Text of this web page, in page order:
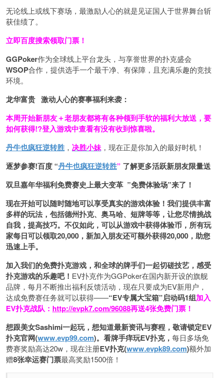
无论线上或线下赛场，最激励人心的就是见证国人于世界舞台斩
获佳绩了。
立即百度搜索领取门票！
GGPoker作为全球线上平台龙头，与享誉世界的扑克盛会
WSOP合作，提供选手一个最干净、有保障，且充满乐趣的竞技
环境。
龙华富贵 激动人心的赛事福利来袭：
本周开始新朋友＋老朋友都将有各种领到手软的福利大放送，要
如何获得!?登入游戏中查看有没有收到惊喜啦。
丹牛也疯狂逆转胜 ， 决胜小妹 ，现在正是你加入的最好时机！
逐梦参赛!百度 “丹牛也疯狂逆转胜” 了解更多活跃新朋友限量送
双旦嘉年华福利免费赛史上最大变革 ”免费体验场”来了！
现在开始可以随时随地可以享受真实的游戏体验！我们提供丰富
多样的玩法，包括德州扑克、奥马哈、短牌等等，让您尽情挑战
自我，提高技巧。不仅如此， 可以从游戏中获得体验币，所有玩
家每日可以领取20,000，新加入朋友还可额外获得20,000，助您
迅速上手。
加入我们的免费扑克游戏，和全球的牌手们一起切磋技艺，感受
扑克游戏的乐趣吧！ EV扑克作为GGPoker在国内新开设的旗舰
品牌，每月不断推出福利反馈活动，现在只要成为EV新用户，
达成免费赛任务就可以获得——“EV专属大宝箱”启动码1组加入
EV扑克战队： http://evpk7.com/96088再送4张免费门票！
想跟美女Sashimi一起玩， 想知道最新资讯与赛程， 敬请锁定EV
扑克官网(www.evp99.com)。 看牌手痒玩EV扑克， 每日多场免
费赛奖励高达20w，现在注册EV扑克(www.evpk89.com)额外加
赠8张幸运赛门票最高奖励1500倍！